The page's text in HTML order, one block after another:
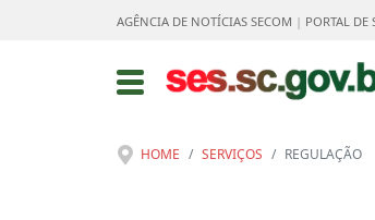
AGÊNCIA DE NOTÍCIAS SECOM | PORTAL DE
HOME SERVIÇOS REGULAÇÃO